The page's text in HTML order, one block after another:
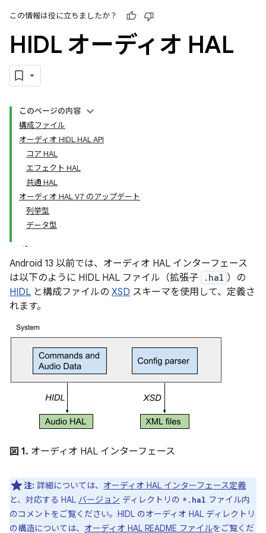
この情報は役に立ちましたか？
HIDL オーディオ HAL
このページの内容
構成ファイル
オーディオ HIDL HAL API
コア HAL
エフェクト HAL
共通 HAL
オーディオ HAL V7 のアップデート
列挙型
データ型
Android 13 以前では、オーディオ HAL インターフェース
は以下のように HIDL HAL ファイル（拡張子
.hal ）の
HIDL と構成ファイルの XSD スキーマを使用して、定義さ
れます。
図 1. オーディオ HAL インターフェース
注: 詳細については、 オーディオ HAL インターフェース定義
と、対応する HAL バージョン ディレクトリの *.hal ファイル内
のコメントをご覧ください。HIDL のオーディオ HAL ディレクトリ
の構造については、 オーディオ HAL README ファイルをご覧くだ